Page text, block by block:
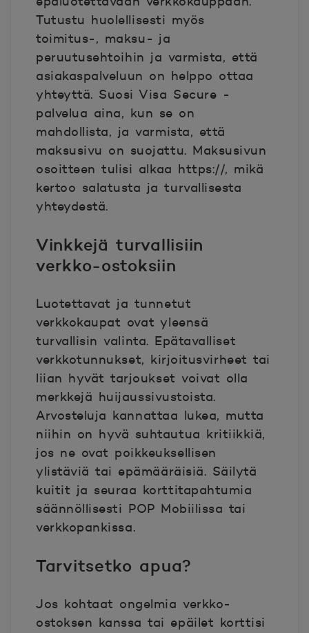
Tutustu huolellisesti myös
toimitus-, maksu- ja
peruutusehtoihin ja varmista, että
asiakaspalveluun on helppo ottaa
yhteyttä. Suosi Visa Secure -
palvelua aina, kun se on
mahdollista, ja varmista, että
maksusivu on suojattu. Maksusivun
osoitteen tulisi alkaa https://, mikä
kertoo salatusta ja turvallisesta
yhteydestä.
Vinkkejä turvallisiin
verkko-ostoksiin
Luotettavat ja tunnetut
verkkokaupat ovat yleensä
turvallisin valinta. Epätavalliset
verkkotunnukset, kirjoitusvirheet tai
liian hyvät tarjoukset voivat olla
merkkejä huijaussivustoista.
Arvosteluja kannattaa lukea, mutta
niihin on hyvä suhtautua kritiikkiä,
jos ne ovat poikkeuksellisen
ylistäviä tai epämääräisiä. Säilytä
kuitit ja seuraa korttitapahtumia
säännöllisesti POP Mobiilissa tai
verkkopankissa.
Tarvitsetko apua?
Jos kohtaat ongelmia verkko-
ostoksen kanssa tai epäilet korttisi